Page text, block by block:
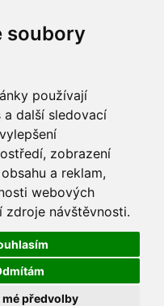
soubory
používají
další sledovací
zobrazení
a reklam,
webových
zdroje návštěvnosti.
mé předvolby
vč. podstavce
vyhrazeny
a.s.
ENERGY KATALOG